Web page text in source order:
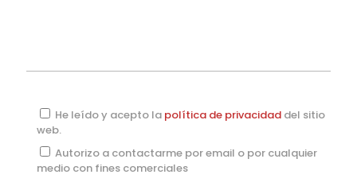
He leído y acepto la política de privacidad del sitio
web.
Autorizo a contactarme por email o por cualquier
medio con fines comerciales